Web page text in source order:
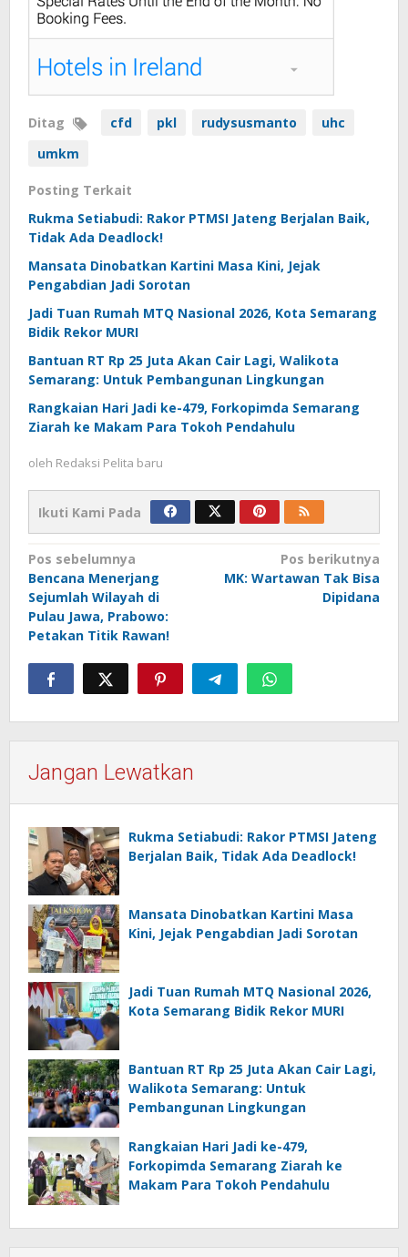
Ditag cfd pkl rudysusmanto
uhc
umkm
Posting Terkait
Rukma Setiabudi: Rakor PTMSI Jateng Berjalan Baik,
Tidak Ada Deadlock!
Mansata Dinobatkan Kartini Masa Kini, Jejak
Pengabdian Jadi Sorotan
Jadi Tuan Rumah MTQ Nasional 2026, Kota Semarang
Bidik Rekor MURI
Bantuan RT Rp 25 Juta Akan Cair Lagi, Walikota
Semarang: Untuk Pembangunan Lingkungan
Rangkaian Hari Jadi ke-479, Forkopimda Semarang
Ziarah ke Makam Para Tokoh Pendahulu
oleh Redaksi Pelita baru
Ikuti Kami Pada
Navigasi
pos
Pos sebelumnya
Bencana Menerjang
Sejumlah Wilayah di
Pulau Jawa, Prabowo:
Petakan Titik Rawan!
Pos berikutnya
MK: Wartawan Tak Bisa
Dipidana
Jangan Lewatkan
Rukma Setiabudi: Rakor PTMSI Jateng
Berjalan Baik, Tidak Ada Deadlock!
Mansata Dinobatkan Kartini Masa
Kini, Jejak Pengabdian Jadi Sorotan
Jadi Tuan Rumah MTQ Nasional 2026,
Kota Semarang Bidik Rekor MURI
Bantuan RT Rp 25 Juta Akan Cair Lagi,
Walikota Semarang: Untuk
Pembangunan Lingkungan
Rangkaian Hari Jadi ke-479,
Forkopimda Semarang Ziarah ke
Makam Para Tokoh Pendahulu